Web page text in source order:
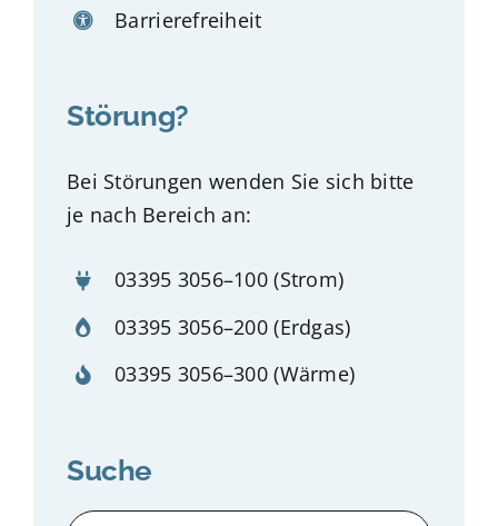
Barrierefreiheit
Störung?
Bei Störungen wenden Sie sich bitte
je nach Bereich an:
03395 3056–100(Strom)
03395 3056–200(Erdgas)
03395 3056–300(Wärme)
Suche